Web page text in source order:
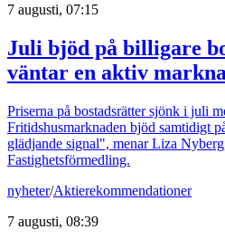
7 augusti, 07:15
Juli bjöd på billigare
väntar en aktiv
Priserna på bostadsrätter sjönk i juli
Fritidshusmarknaden bjöd samtidigt
glädjande signal", menar Liza
Fastighetsförmedling.
nyheter/Aktierekommendationer
7 augusti, 08:39